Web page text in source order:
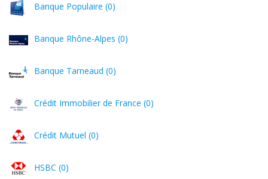
Banque Populaire (0)
Banque Rhône-Alpes (0)
Banque Tarneaud (0)
Crédit Immobilier de France (0)
Crédit Mutuel (0)
HSBC (0)